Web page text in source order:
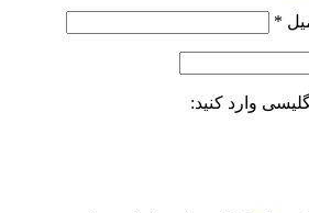
*
وارد کنید: